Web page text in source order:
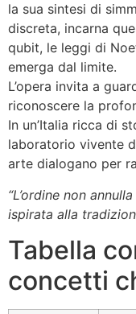
la sua sintesi di
discreta, incarna
qubit, le leggi di
emerga dal limite.
L’opera invita a
riconoscere la
In un’Italia ricca di
laboratorio vivente
arte dialogano per
“L’ordine non
ispirata alla
Tabella
concetti